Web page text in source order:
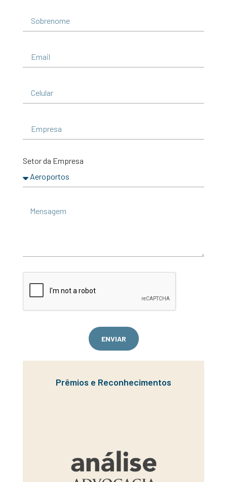
Setor da Empresa
ENVIAR
Prêmios e Reconhecimentos